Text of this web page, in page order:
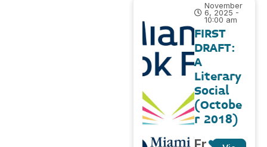
November
6, 2025 -
10:00 am
FIRST
DRAFT:
A
Literary
Social
(Octobe
r 2018)